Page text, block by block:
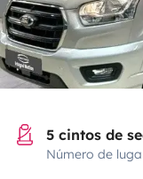
5 cintos de
Número de